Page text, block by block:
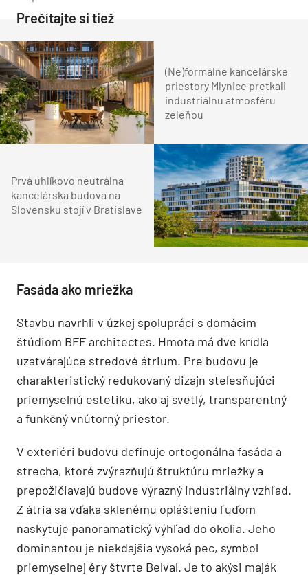
Prečítajte si tiež
(Ne)formálne kancelárske
priestory Mlynice pretkali
industriálnu atmosféru
zeleňou
Prvá uhlíkovo neutrálna
kancelárska budova na
Slovensku stojí v Bratislave
Fasáda ako mriežka
Stavbu navrhli v úzkej spolupráci s domácim
štúdiom BFF architectes. Hmota má dve krídla
uzatvárajúce stredové átrium. Pre budovu je
charakteristický redukovaný dizajn stelesňujúci
priemyselnú estetiku, ako aj svetlý, transparentný
a funkčný vnútorný priestor.
V exteriéri budovu definuje ortogonálna fasáda a
strecha, ktoré zvýrazňujú štruktúru mriežky a
prepožičiavajú budove výrazný industriálny vzhľad.
Z átria sa vďaka sklenému oplášteniu ľuďom
naskytuje panoramatický výhľad do okolia. Jeho
dominantou je niekdajšia vysoká pec, symbol
priemyselnej éry štvrte Belval. Je to akýsi maják